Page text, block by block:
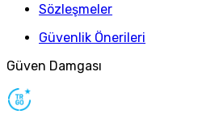
Sözleşmeler
Güvenlik Önerileri
Güven Damgası